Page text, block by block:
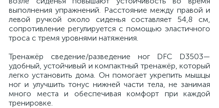
выполнения упражнений. Расстояние между правой и
левой ручкой около сиденья составляет 54,8 см,
сопротивление регулируется с помощью эластичного
троса с тремя уровнями натяжения.
Тренажёр сведение/разведение ног DFC D3503—
удобный, устойчивый и компактный тренажёр, который
легко установить дома. Он помогает укрепить мышцы
ног и улучшить тонус нижней части тела, не занимая
много места и обеспечивая комфорт при каждой
тренировке.